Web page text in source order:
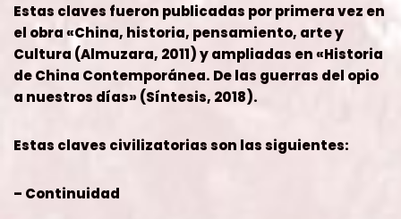
Estas claves fueron publicadas por primera vez en
el obra «China, historia, pensamiento, arte y
Cultura (Almuzara, 2011) y ampliadas en «Historia
de China Contemporánea. De las guerras del opio
a nuestros días» (Síntesis, 2018).
Estas claves civilizatorias son las siguientes:
– Continuidad